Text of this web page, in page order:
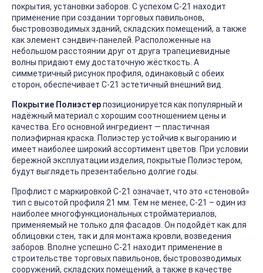
покрытия, установки заборов. С успехом С-21 находит
применение при создании торговых павильонов,
быстровозводимых зданий, складских помещений, а также
как элемент сэндвич-панелей. Расположенные на
небольшом расстоянии друг от друга трапециевидные
волны придают ему достаточную жёсткость. А
симметричный рисунок профиля, одинаковый с обеих
сторон, обеспечивает С-21 эстетичный внешний вид.
Покрытие Полиэстерпозиционируется как популярный и
надёжный материал с хорошим соотношением цены и
качества. Его основной ингредиент — пластичная
полиэфирная краска. Полиэстер устойчив к выгоранию и
имеет наиболее широкий ассортимент цветов. При условии
бережной эксплуатации изделия, покрытые Полиэстером,
будут выглядеть презентабельно долгие годы.
Профлист с маркировкой С-21 означает, что это «стеновой»
тип с высотой профиля 21 мм. Тем не менее, С-21 – один из
наиболее многофункциональных стройматериалов,
применяемый не только для фасадов. Он подойдёт как для
облицовки стен, так и для монтажа кровли, возведения
заборов. Вполне успешно С-21 находит применение в
строительстве торговых павильонов, быстровозводимых
сооружений, складских помещений, а также в качестве